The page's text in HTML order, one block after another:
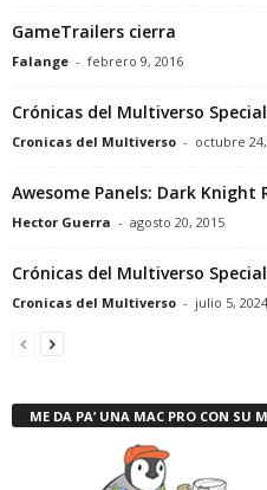
GameTrailers cierra
Falange - febrero 9, 2016
Crónicas del Multiverso
Cronicas del Multiverso - octubre
Awesome Panels: Dark Knight
Hector Guerra - agosto 20, 2015
Crónicas del Multiverso
Cronicas del Multiverso - julio 5, 2024
ME DA PA’ UNA MAC PRO CON SU